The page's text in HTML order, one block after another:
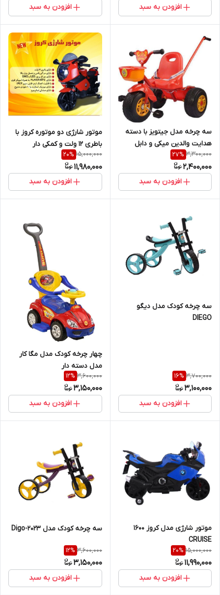
افزودن به سبد افزودن به سبد
سه چرخه مدل جیتویز با دسته
هدایت والدین میکی و دابل
3,300,000
27%
2,400,000
افزودن به سبد
موتور شارژی دو موتوره کروز با
باطری 12 ولت و کمکی دار
aux,فلش،کارتsd و 10 موزیک
15,000,000
20%
11,980,000
افزودن به سبد
سه چرخه کودک مدل دیگو
DIEGO
3,700,000
16%
3,100,000
افزودن به سبد
چهار چرخه کودک مدل مگا کار
مدل دسته دار
3,600,000
12%
3,150,000
افزودن به سبد
موتور شارژی مدل کروز 1600
CRUISE
15,000,000
20%
11,990,000
افزودن به سبد
سه چرخه کودک مدل Digo-2023
3,600,000
12%
3,150,000
افزودن به سبد